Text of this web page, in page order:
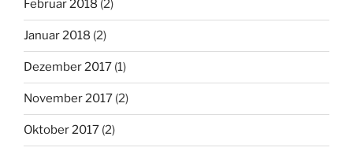
Februar 2018 (2)
Januar 2018 (2)
Dezember 2017 (1)
November 2017 (2)
Oktober 2017 (2)